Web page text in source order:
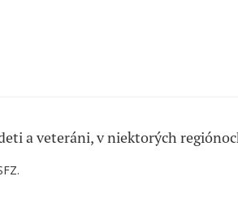
a veteráni, v niektorých